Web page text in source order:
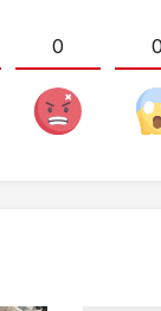
0 0